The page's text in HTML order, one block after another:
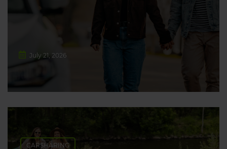
July 21, 2026
CARSHARING